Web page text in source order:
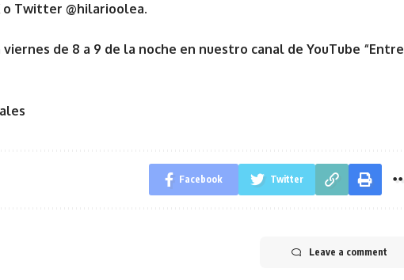
o Twitter @hilarioolea.
de 8 a 9 de la noche en nuestro canal de YouTube “Entre
Facebook Twitter
Leave a comment